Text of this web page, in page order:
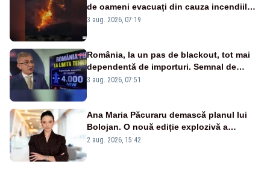
de oameni evacuați din cauza incendiilor
puternice de vegetație
3 aug. 2026, 07:19
România, la un pas de blackout, tot mai
dependentă de importuri. Semnal de
alarmă tras de un expert în energie
3 aug. 2026, 07:51
Ana Maria Păcuraru demască planul lui
Bolojan. O nouă ediție explozivă a
emisiunii „Miza Zilei” la Realitatea PLUS
2 aug. 2026, 15:42